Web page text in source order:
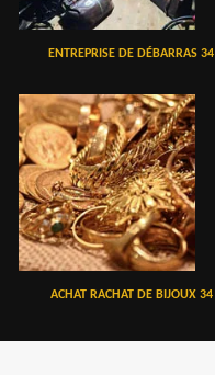
ENTREPRISE DE DÉBARRAS 34
ACHAT RACHAT DE BIJOUX 34